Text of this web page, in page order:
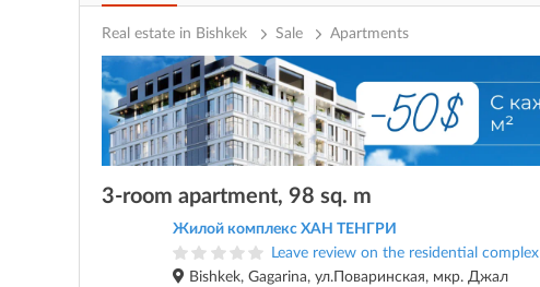
Real estate in Bishkek Sale Apartments
3-room apartment, 98 sq. m
Жилой комплекс ХАН ТЕНГРИ
Leave review on the residential complex
Bishkek, Gagarina, ул.Поваринская, мкр. Джал